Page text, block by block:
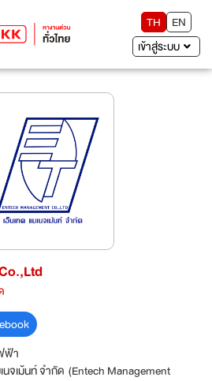
TH
EN
เข้าสู่ระบบ
ฟ้า
นจเม้นท์ จำกัด (Entech Management